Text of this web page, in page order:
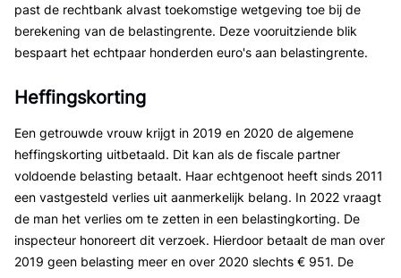
past de rechtbank alvast toekomstige wetgeving toe bij de
berekening van de belastingrente. Deze vooruitziende blik
bespaart het echtpaar honderden euro's aan belastingrente.
Heffingskorting
Een getrouwde vrouw krijgt in 2019 en 2020 de algemene
heffingskorting uitbetaald. Dit kan als de fiscale partner
voldoende belasting betaalt. Haar echtgenoot heeft sinds 2011
een vastgesteld verlies uit aanmerkelijk belang. In 2022 vraagt
de man het verlies om te zetten in een belastingkorting. De
inspecteur honoreert dit verzoek. Hierdoor betaalt de man over
2019 geen belasting meer en over 2020 slechts € 951. De